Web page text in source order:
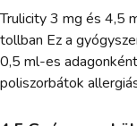
Trulicity 3 mg és 4,5
tollban Ez a
0,5 ml-es
poliszorbátok